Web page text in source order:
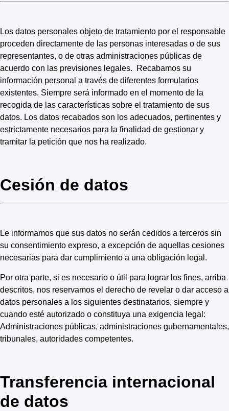
Los datos personales objeto de tratamiento por el responsable
proceden directamente de las personas interesadas o de sus
representantes, o de otras administraciones públicas de
acuerdo con las previsiones legales. Recabamos su
información personal a través de diferentes formularios
existentes. Siempre será informado en el momento de la
recogida de las características sobre el tratamiento de sus
datos. Los datos recabados son los adecuados, pertinentes y
estrictamente necesarios para la finalidad de gestionar y
tramitar la petición que nos ha realizado.
Cesión de datos
Le informamos que sus datos no serán cedidos a terceros sin
su consentimiento expreso, a excepción de aquellas cesiones
necesarias para dar cumplimiento a una obligación legal.
Por otra parte, si es necesario o útil para lograr los fines, arriba
descritos, nos reservamos el derecho de revelar o dar acceso a
datos personales a los siguientes destinatarios, siempre y
cuando esté autorizado o constituya una exigencia legal:
Administraciones públicas, administraciones gubernamentales,
tribunales, autoridades competentes.
Transferencia internacional
de datos